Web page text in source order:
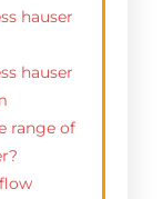
hauser
hauser
range of